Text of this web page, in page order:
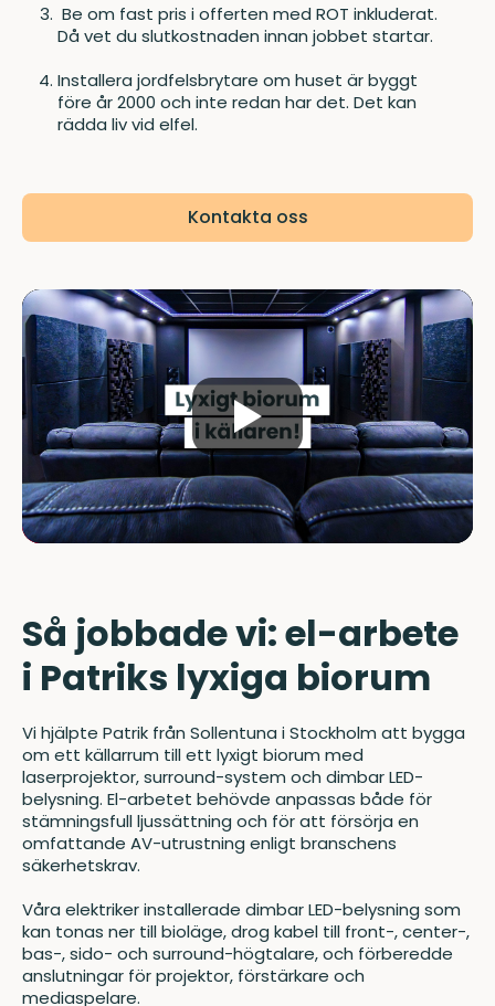
Be om fast pris i offerten med ROT inkluderat.
Då vet du slutkostnaden innan jobbet startar.
Installera jordfelsbrytare om huset är byggt
före år 2000 och inte redan har det. Det kan
rädda liv vid elfel.
Kontakta oss
Så jobbade vi: el-arbete
i Patriks lyxiga biorum
Vi hjälpte Patrik från Sollentuna i Stockholm att bygga
om ett källarrum till ett lyxigt biorum med
laserprojektor, surround-system och dimbar LED-
belysning. El-arbetet behövde anpassas både för
stämningsfull ljussättning och för att försörja en
omfattande AV-utrustning enligt branschens
säkerhetskrav.
Våra elektriker installerade dimbar LED-belysning som
kan tonas ner till bioläge, drog kabel till front-, center-,
bas-, sido- och surround-högtalare, och förberedde
anslutningar för projektor, förstärkare och
mediaspelare.